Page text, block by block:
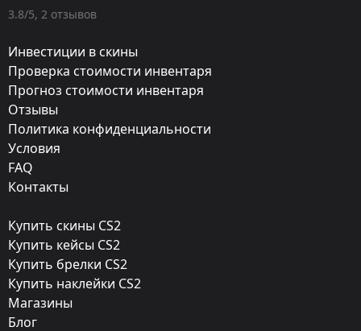
Оружие:
Finish:
Железная роза
Anodized Multicolored
Популярность:
85 %
Дизайнер:
Jason
3.8/5, 2 отзывов
Инвестиции в скины
Проверка стоимости инвентаря
Прогноз стоимости инвентаря
Отзывы
Политика конфиденциальности
Условия
FAQ
Контакты
Купить скины CS2
Купить кейсы CS2
Купить брелки CS2
Купить наклейки CS2
Магазины
Блог